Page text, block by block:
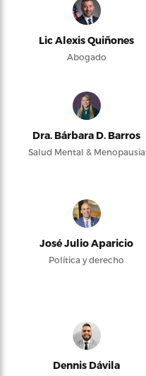
Lic Alexis Quiñones
Abogado
Dra. Bárbara D. Barros
Salud Mental & Menopausia
José Julio Aparicio
Política y derecho
Dennis Dávila